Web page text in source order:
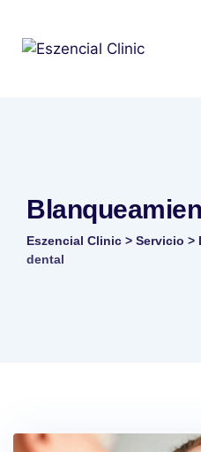
content
Eszencial Clinic > Servicio >
dental